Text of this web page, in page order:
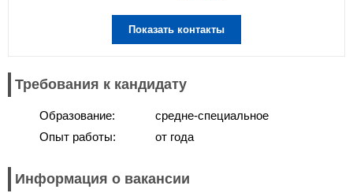
Показать контакты
Требования к кандидату
Образование:
Опыт работы:
средне-специальное
от года
Информация о вакансии